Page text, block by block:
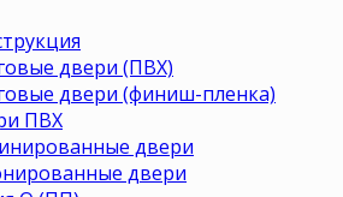
двери (ПВХ)
двери (финиш-пленка)
ПВХ
двери
двери